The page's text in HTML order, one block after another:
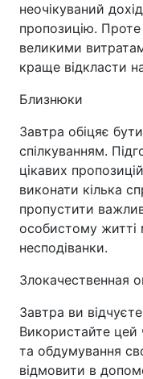
неочікуваний
пропозицію.
великими
краще відкласти
Близнюки
Завтра обіцяє
спілкуванням.
цікавих
виконати кілька
пропустити
особистому житті
несподіванки.
Злокачественная
Завтра ви
Використайте цей
та обдумування
відмовити в